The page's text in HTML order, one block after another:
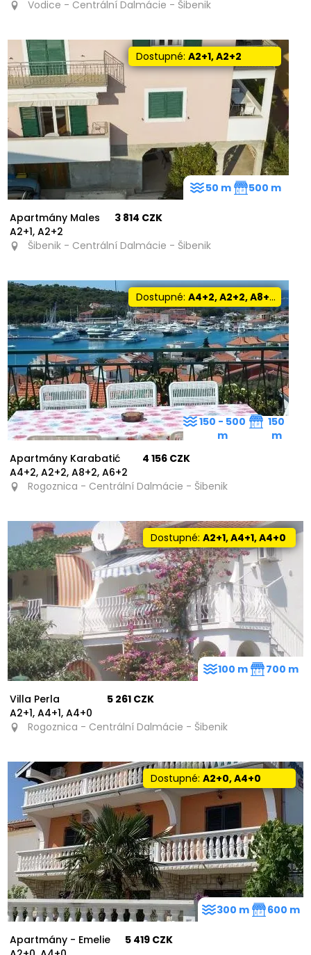
Vodice - Centrální Dalmácie - Šibenik
Dostupné: A2+1, A2+2
Apartmány Males
A2+1, A2+2
3 814 CZK
Šibenik - Centrální Dalmácie - Šibenik
50 m 500 m
Dostupné: A4+2, A2+2, A8+2, A6+2
Apartmány Karabatić
A4+2, A2+2, A8+2, A6+2
4 156 CZK
Rogoznica - Centrální Dalmácie - Šibenik
150 - 500
m
150
m
Dostupné:A2+1, A4+1, A4+0
Villa Perla
A2+1, A4+1, A4+0
5 261 CZK
Rogoznica - Centrální Dalmácie - Šibenik
100 m 700 m
Dostupné:A2+0, A4+0
Apartmány - Emelie
5 419 CZK
300 m 600 m